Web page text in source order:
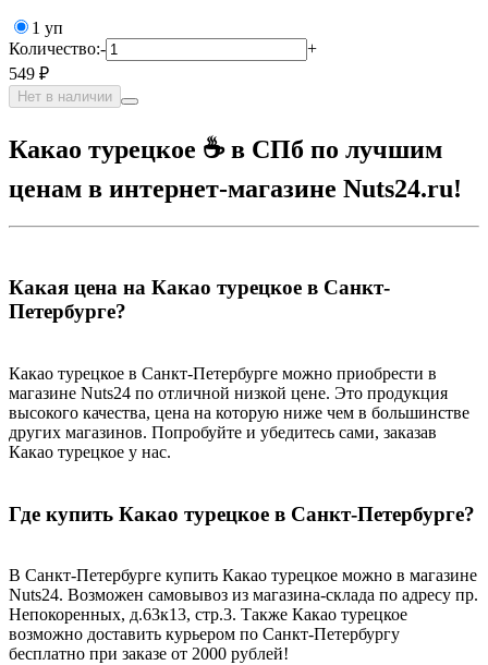
1 уп
Количество:-
+
549 ₽
Нет в наличии
Какао турецкое ☕ в СПб по лучшим
ценам в интернет-магазине Nuts24.ru!
Какая цена на Какао турецкое в Санкт-
Петербурге?
Какао турецкое в Санкт-Петербурге можно приобрести в
магазине Nuts24 по отличной низкой цене. Это продукция
высокого качества, цена на которую ниже чем в большинстве
других магазинов. Попробуйте и убедитесь сами, заказав
Какао турецкое у нас.
Где купить Какао турецкое в Санкт-Петербурге?
В Санкт-Петербурге купить Какао турецкое можно в магазине
Nuts24. Возможен самовывоз из магазина-склада по адресу пр.
Непокоренных, д.63к13, стр.3. Также Какао турецкое
возможно доставить курьером по Санкт-Петербургу
бесплатно при заказе от 2000 рублей!